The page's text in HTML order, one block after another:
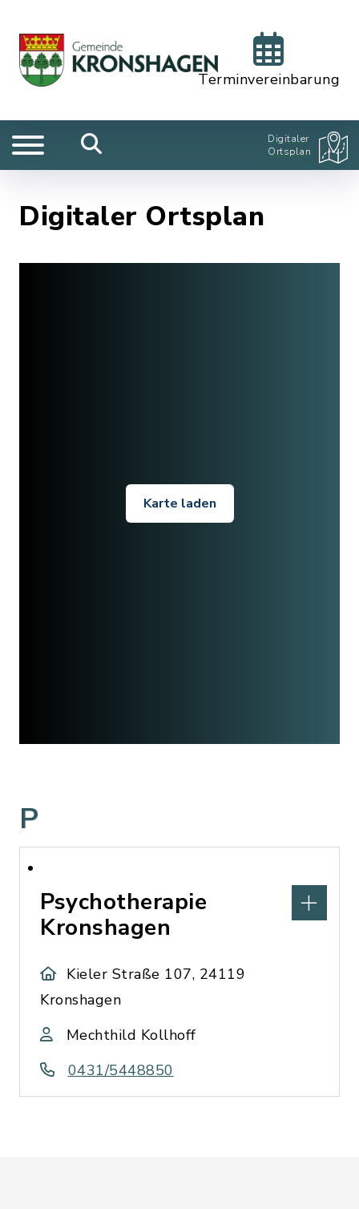
Terminvereinbarung
Digitaler
Ortsplan
Digitaler Ortsplan
Karte laden
P
Psychotherapie
Kronshagen
Kieler Straße 107, 24119
Kronshagen
Mechthild Kollhoff
0431/5448850